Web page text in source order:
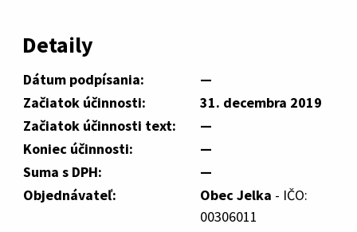
Detaily
Dátum podpísania:
—
Začiatok účinnosti:
31. decembra 2019
Začiatok účinnosti text:
—
Koniec účinnosti:
—
Suma s DPH:
—
Objednávateľ:
Obec Jelka - IČO:
00306011